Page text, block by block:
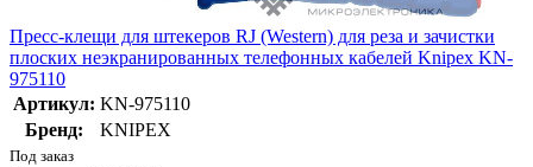
Пресс-клещи для штекеров RJ (Western) для реза и зачистки
плоских неэкранированных телефонных кабелей Knipex KN-
975110
Артикул: KN-975110
Бренд:
KNIPEX
Под заказ